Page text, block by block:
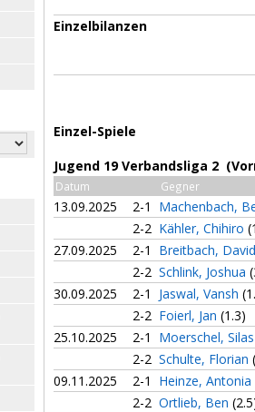
Einzelbilanzen
Einzel-Spiele
Jugend 19 Verbandsliga 2
Datum Gegner
13.09.2025 2-1
Machenbach,
2-2 Kähler, Chihiro
27.09.2025
2-1
Breitbach,
2-2 Schlink, Joshua
30.09.2025
2-1 Jaswal, Vansh
2-2 Foierl, Jan (1.3)
25.10.2025
2-1
Moerschel,
2-2 Schulte, Florian
09.11.2025
2-1
Heinze, Antonia
2-2 Ortlieb, Ben